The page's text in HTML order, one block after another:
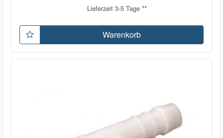
Lieferzeit 3-5 Tage **
Warenkorb